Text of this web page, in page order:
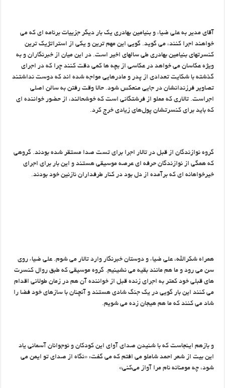
آقای مدیر به علی ضیاء و بنیامین بهادری یک بار دیگر جزییات برنامه ای که می
خواهند اجرا کنند، می گوید. گویی این مهم ترین و یکی از استراتژیک ترین
کنسرتهای بنیامین بهادری طی سالهای اخیر است. در این میان از خبرنگاران و به
ویژه عکاسان می خواهد در عکاسی از بچه ها کمی دقت کنند چرا که در اجرای
گذشته با شکایت تعدادی از پدر و مادرهایی مواجه شده اند که دوست نداشتند
تصاویر فرزندانشان در جایی منعکس شود. حالا وقت رفتن به سالن اصلی
اجراست. تالاری که مملو از فرشتگانی است که خوشحالند، از حضور خواننده ای
که باید برای کنسرتشان پول‌های زیادی خرج کرد.
گروه نوازندگان از قبل در تالار اجرا برای تست صدا مستقر شده بودند. گروهی
که همگی از نوازندگان حرفه ای عرصه موسیقی هستند و این بار برای اجرای
خیرخواهانه ای که برآمده از دل بود در کنار طرفداران نازنین خود بودند.
همراه شکرالله، علی ضیاء و دوستان خبرنگار وارد تالار می شوم. علی ضیاء روی
سن می رود و ما هم مانند بقیه می نشینیم. گروه موسیقی که طبق روال کنسرت
های قبلی خود کمتر به اجرای زنده قبل از خواننده آن هم در زمان طولانی اقدام
می کنند این بار گویی در یک جنگ شادی هستند و آنچنان با سازهای خود فضا را
شاد می کنند که ما هم هیجان زده می شویم.
و بازهم اینجاست که با شنیدن صدای آوای این کودکان و نوجوانان آسمانی یاد
این بیت از شعر احمد شاملو می افتم که می گفت: «نگاه از صدای تو ایمن می
شود، چه مومنانه نام مرا آواز می‌کنی»